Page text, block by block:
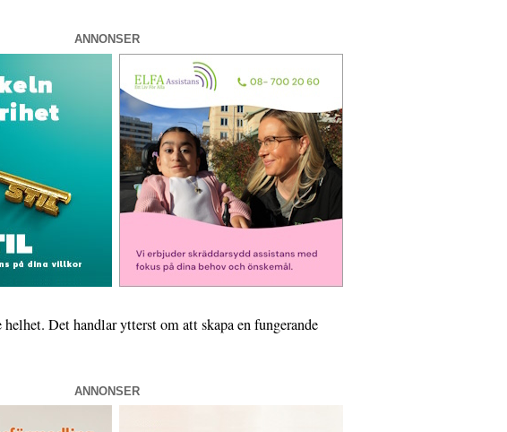
ANNONSER
Det handlar ytterst om att skapa en fungerande
ANNONSER